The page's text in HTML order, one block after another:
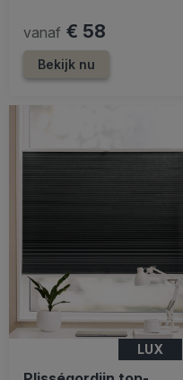
vanaf € 58
Bekijk nu
LUX